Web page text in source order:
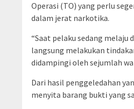
Operasi (TO) yang perlu
dalam jerat narkotika.
“Saat pelaku sedang melaju
langsung melakukan
didampingi oleh sejumlah
Dari hasil penggeledahan
menyita barang bukti yang